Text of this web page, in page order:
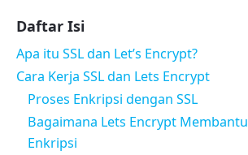
Daftar Isi
Apa itu SSL dan Let’s Encrypt?
Cara Kerja SSL dan Lets Encrypt
Proses Enkripsi dengan SSL
Bagaimana Lets Encrypt
Enkripsi